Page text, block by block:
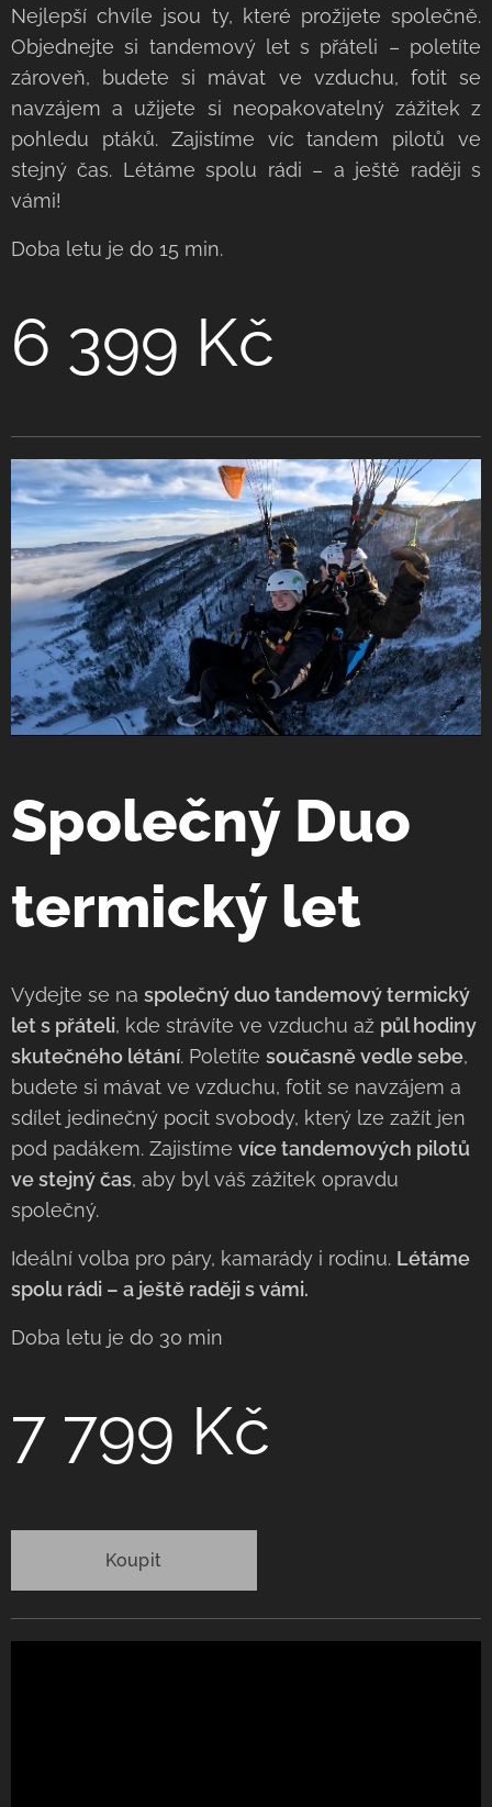
Nejlepší chvíle jsou ty, které prožijete společně.
Objednejte si tandemový let s přáteli – poletíte
zároveň, budete si mávat ve vzduchu, fotit se
navzájem a užijete si neopakovatelný zážitek z
pohledu ptáků. Zajistíme víc tandem pilotů ve
stejný čas. Létáme spolu rádi – a ještě raději s
vámi!
Doba letu je do 15 min.
6 399 Kč
Společný Duo
termický let
Vydejte se na společný duo tandemový termický
let s přáteli, kde strávíte ve vzduchu až půl hodiny
skutečného létání. Poletíte současně vedle sebe,
budete si mávat ve vzduchu, fotit se navzájem a
sdílet jedinečný pocit svobody, který lze zažít jen
pod padákem. Zajistíme více tandemových pilotů
ve stejný čas, aby byl váš zážitek opravdu
společný.
Ideální volba pro páry, kamarády i rodinu. Létáme
spolu rádi – a ještě raději s vámi.
Doba letu je do 30 min
7 799 Kč
Koupit